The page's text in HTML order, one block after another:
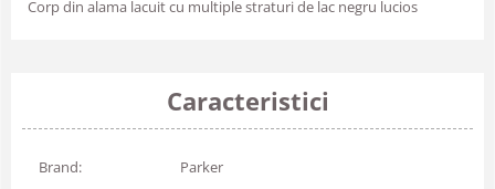
Corp din alama lacuit cu multiple straturi de lac negru lucios
Caracteristici
Brand: Parker